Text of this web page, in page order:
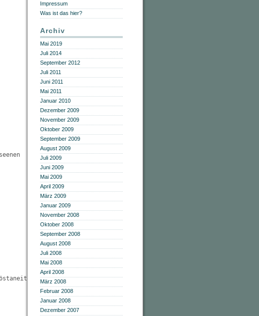
Impressum
Was ist das hier?
Archiv
Mai 2019
Juli 2014
September 2012
Juli 2011
Juni 2011
Mai 2011
Januar 2010
Dezember 2009
November 2009
Oktober 2009
September 2009
August 2009
Juli 2009
Juni 2009
Mai 2009
April 2009
März 2009
Januar 2009
November 2008
Oktober 2008
September 2008
August 2008
Juli 2008
Mai 2008
April 2008
März 2008
Februar 2008
Januar 2008
Dezember 2007